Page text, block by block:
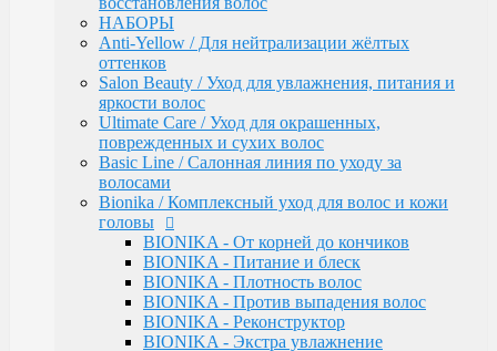
VISION / Крем-краска для бровей и ресниц
X-PLEX
Окрашивание волос
CRUSH COLOR - Гель-краска для волос
прямого действия (8 тонов)
MEGAPOLIS - Безаммиачный масляный
краситель
MEGAPOLIS NEW - Окисляющая крем-
эмульсия
COLOR - Перманентная крем-краска для
волос (96) тонов, 60мл-100мл
OLLIN COLOR / PLATINUM COLLECTION
OLLIN COLOR - FASHION COLOR (5
тонов)
BLOND / Осветляющий порошок
OXY - Окислительная эмульсия
N-JOY / Перманентная крем-краска для
волос
НАБОРЫ
Anti-Yellow / Для нейтрализации жёлтых
оттенков
Salon Beauty / Уход для увлажнения, питания и
яркости волос
Ultimate Care / Уход для окрашенных,
поврежденных и сухих волос
Basic Line / Салонная линия по уходу за
волосами
Bionika / Комплексный уход для волос и кожи
головы
BIONIKA - От корней до кончиков
BIONIKA - Питание и блеск
BIONIKA - Плотность волос
BIONIKA - Против выпадения волос
BIONIKA - Реконструктор
BIONIKA - Экстра увлажнение